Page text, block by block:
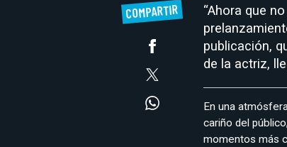
COMPARTIR
“Ahora que
publicación,
de la actriz,
En una
cariño del
momentos más